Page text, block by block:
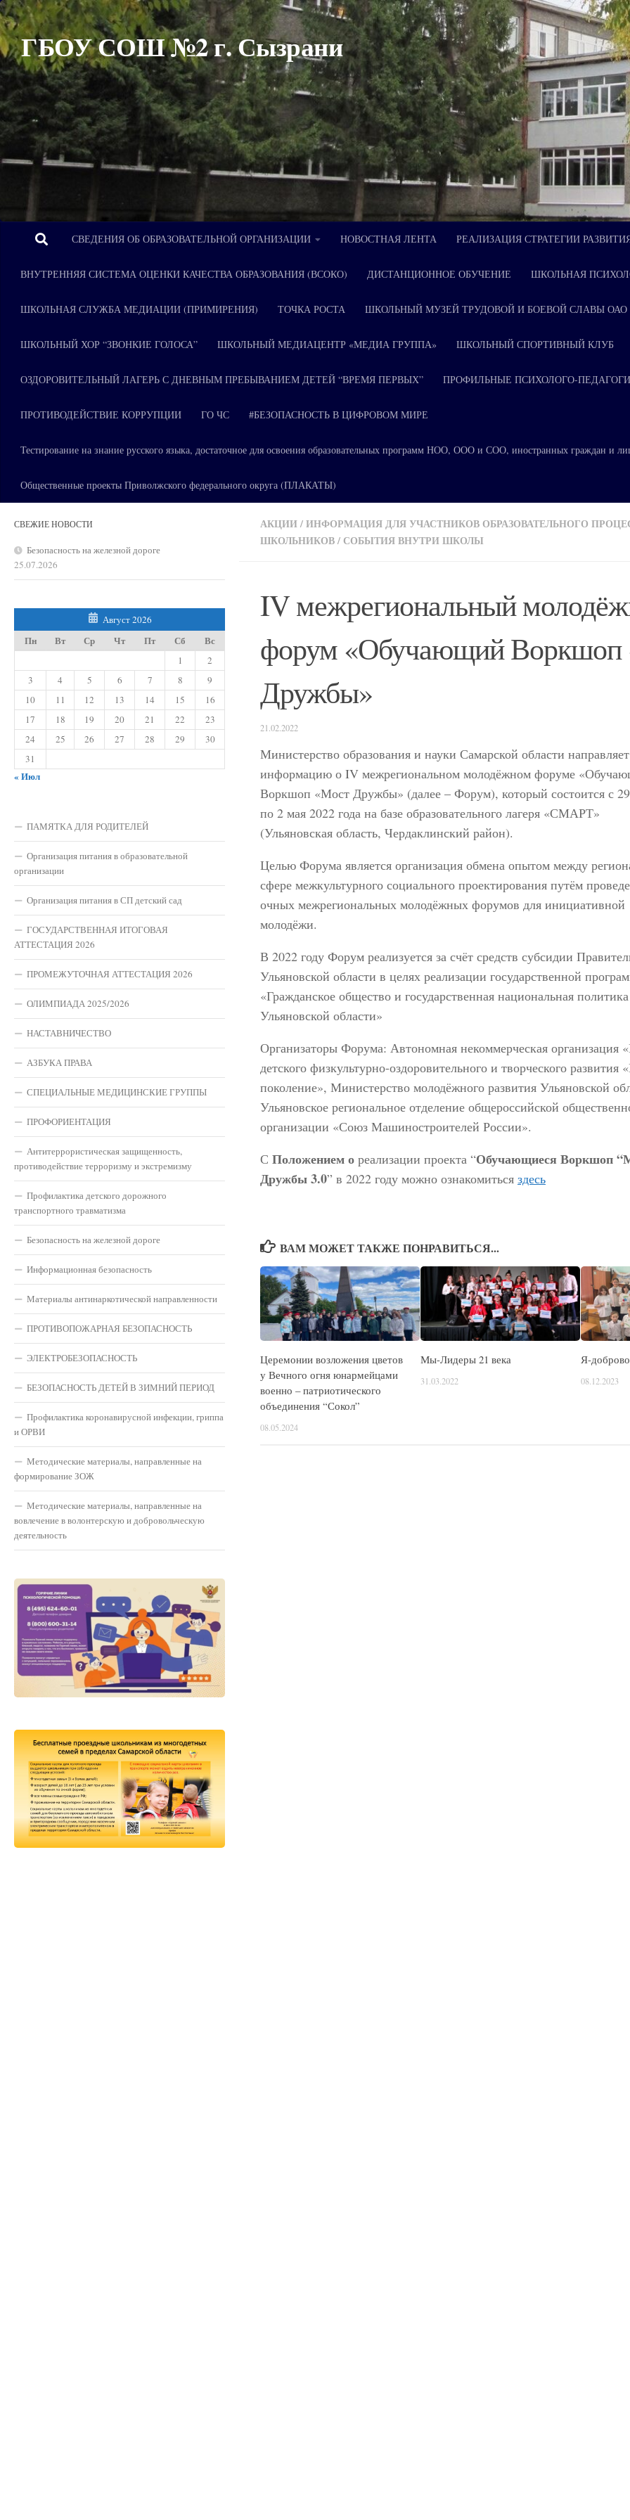
Перейти к содержимому
ГБОУ СОШ №2 г. Сызрани
СВЕДЕНИЯ ОБ ОБРАЗОВАТЕЛЬНОЙ ОРГАНИЗАЦИИ НОВОСТНАЯ ЛЕНТА РЕАЛИЗАЦИЯ СТРАТЕГИИ
ВНУТРЕННЯЯ СИСТЕМА ОЦЕНКИ КАЧЕСТВА ОБРАЗОВАНИЯ (ВСОКО) ДИСТАНЦИОННОЕ ОБУЧЕНИЕ ШКОЛЬНАЯ
ШКОЛЬНАЯ СЛУЖБА МЕДИАЦИИ (ПРИМИРЕНИЯ) ТОЧКА РОСТА ШКОЛЬНЫЙ МУЗЕЙ ТРУДОВОЙ И БОЕВОЙ СЛАВЫ ОАО
ШКОЛЬНЫЙ ХОР “ЗВОНКИЕ ГОЛОСА” ШКОЛЬНЫЙ МЕДИАЦЕНТР «МЕДИА ГРУППА» ШКОЛЬНЫЙ СПОРТИВНЫЙ КЛУБ
ОЗДОРОВИТЕЛЬНЫЙ ЛАГЕРЬ С ДНЕВНЫМ ПРЕБЫВАНИЕМ ДЕТЕЙ “ВРЕМЯ ПЕРВЫХ” ПРОФИЛЬНЫЕ ПСИХОЛОГО-
ПРОТИВОДЕЙСТВИЕ КОРРУПЦИИ ГО ЧС #БЕЗОПАСНОСТЬ В ЦИФРОВОМ МИРЕ
Тестирование на знание русского языка, достаточное для освоения образовательных программ НОО, ООО и СОО, иностранных граждан и
Общественные проекты Приволжского федерального округа (ПЛАКАТЫ)
АКЦИИ/ИНФОРМАЦИЯ ДЛЯ УЧАСТНИКОВ ОБРАЗОВАТЕЛЬНОГО
ШКОЛЬНИКОВ/СОБЫТИЯ ВНУТРИ ШКОЛЫ
IV межрегиональный
форум «Обучающий Воркшоп
Дружбы»
21.02.2022
Министерство образования и науки Самарской области направляет
информацию о IV межрегиональном молодёжном форуме
Воркшоп «Мост Дружбы» (далее – Форум), который состоится с
по 2 мая 2022 года на базе образовательного лагеря «СМАРТ»
(Ульяновская область, Чердаклинский район).
Целью Форума является организация обмена опытом между
сфере межкультурного социального проектирования путём
очных межрегиональных молодёжных форумов для инициативной
молодёжи.
В 2022 году Форум реализуется за счёт средств субсидии
Ульяновской области в целях реализации государственной
«Гражданское общество и государственная национальная
Ульяновской области»
Организаторы Форума: Автономная некоммерческая организация
детского физкультурно-оздоровительного и творческого развития
поколение», Министерство молодёжного развития Ульяновской
Ульяновское региональное отделение общероссийской
организации «Союз Машиностроителей России».
С Положением о реализации проекта “Обучающиеся Воркшоп
Дружбы 3.0” в 2022 году можно ознакомиться здесь
ВАМ МОЖЕТ ТАКЖЕ ПОНРАВИТЬСЯ...
Церемонии возложения цветов
у Вечного огня юнармейцами
военно – патриотического
объединения “Сокол”
08.05.2024
Мы-Лидеры 21 века
31.03.2022
Я-
08.12.2023
СВЕЖИЕ НОВОСТИ
Безопасность на железной дороге
25.07.2026
Август 2026
Пн Вт Ср Чт Пт Сб Вс
1
2
3
4 5 6 7 8
9
10
11 12 13 14 15
16
17
18 19 20 21 22
23
24
25 26 27 28 29
30
31
« Июл
ПАМЯТКА ДЛЯ РОДИТЕЛЕЙ
Организация питания в образовательной
организации
Организация питания в СП детский сад
ГОСУДАРСТВЕННАЯ ИТОГОВАЯ
АТТЕСТАЦИЯ 2026
ПРОМЕЖУТОЧНАЯ АТТЕСТАЦИЯ 2026
ОЛИМПИАДА 2025/2026
НАСТАВНИЧЕСТВО
АЗБУКА ПРАВА
СПЕЦИАЛЬНЫЕ МЕДИЦИНСКИЕ ГРУППЫ
ПРОФОРИЕНТАЦИЯ
Антитеррористическая защищенность,
противодействие терроризму и экстремизму
Профилактика детского дорожного
транспортного травматизма
Безопасность на железной дороге
Информационная безопасность
Материалы антинаркотической направленности
ПРОТИВОПОЖАРНАЯ БЕЗОПАСНОСТЬ
ЭЛЕКТРОБЕЗОПАСНОСТЬ
БЕЗОПАСНОСТЬ ДЕТЕЙ В ЗИМНИЙ ПЕРИОД
Профилактика коронавирусной инфекции, гриппа
и ОРВИ
Методические материалы, направленные на
формирование ЗОЖ
Методические материалы, направленные на
вовлечение в волонтерскую и добровольческую
деятельность